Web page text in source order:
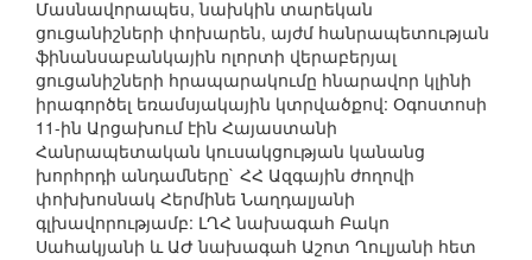
Մասնավորապես, նախկին տարեկան
ցուցանիշների փոխարեն, այժմ հանրապետության
ֆինանսաբանկային ոլորտի վերաբերյալ
ցուցանիշների հրապարակումը հնարավոր կլինի
իրագործել եռամսյակային կտրվածքով: Օգոստոսի
11-ին Արցախում էին Հայաստանի
Հանրապետական կուսակցության կանանց
խորհրդի անդամները` ՀՀ Ազգային ժողովի
փոխխոսնակ Հերմինե Նաղդալյանի
գլխավորությամբ: ԼՂՀ նախագահ Բակո
Սահակյանի և ԱԺ նախագահ Աշոտ Ղուլյանի հետ